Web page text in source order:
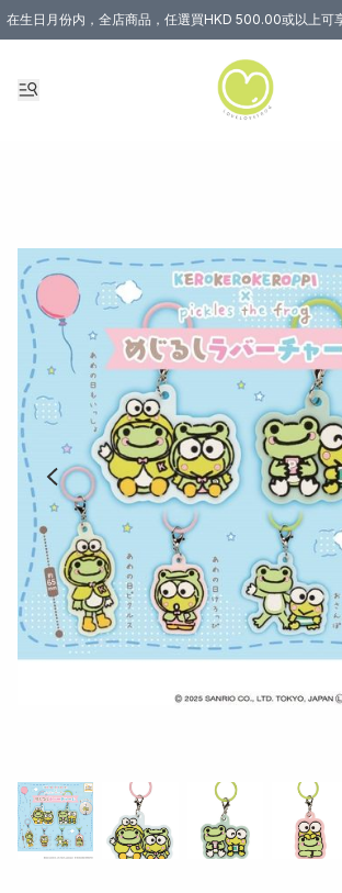
在生日月份内，全店商品，任選買HKD 500.00或以上可